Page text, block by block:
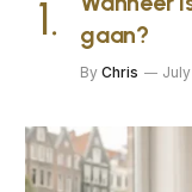
gaan?
By Chris